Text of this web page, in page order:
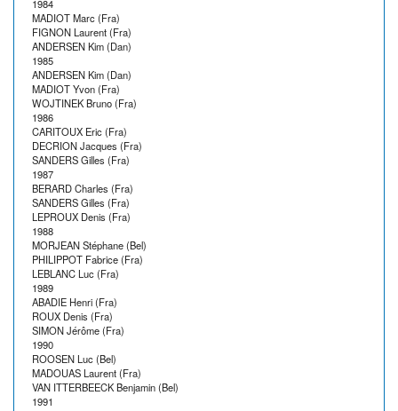
1984
MADIOT Marc (Fra)
FIGNON Laurent (Fra)
ANDERSEN Kim (Dan)
1985
ANDERSEN Kim (Dan)
MADIOT Yvon (Fra)
WOJTINEK Bruno (Fra)
1986
CARITOUX Eric (Fra)
DECRION Jacques (Fra)
SANDERS Gilles (Fra)
1987
BERARD Charles (Fra)
SANDERS Gilles (Fra)
LEPROUX Denis (Fra)
1988
MORJEAN Stéphane (Bel)
PHILIPPOT Fabrice (Fra)
LEBLANC Luc (Fra)
1989
ABADIE Henri (Fra)
ROUX Denis (Fra)
SIMON Jérôme (Fra)
1990
ROOSEN Luc (Bel)
MADOUAS Laurent (Fra)
VAN ITTERBEECK Benjamin (Bel)
1991